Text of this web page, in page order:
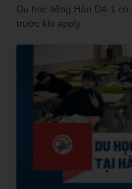
Du học tiếng Hàn D4-1
trước khi apply